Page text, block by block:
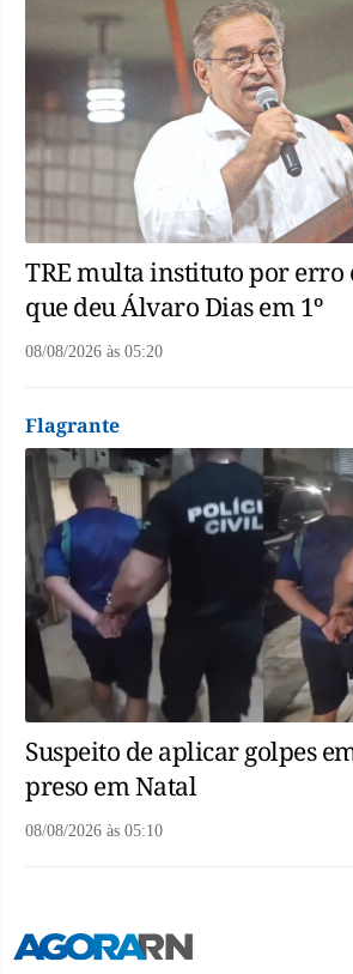
TRE multa instituto por erro
que deu Álvaro Dias em 1º
08/08/2026 às 05:20
Flagrante
Suspeito de aplicar golpes
preso em Natal
08/08/2026 às 05:10